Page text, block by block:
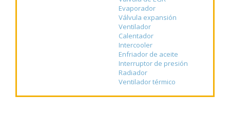
Evaporador
Válvula expansión
Ventilador
Calentador
Intercooler
Enfriador de aceite
Interruptor de presión
Radiador
Ventilador térmico